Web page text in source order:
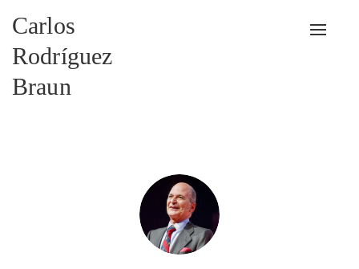
Carlos
Rodríguez
Braun